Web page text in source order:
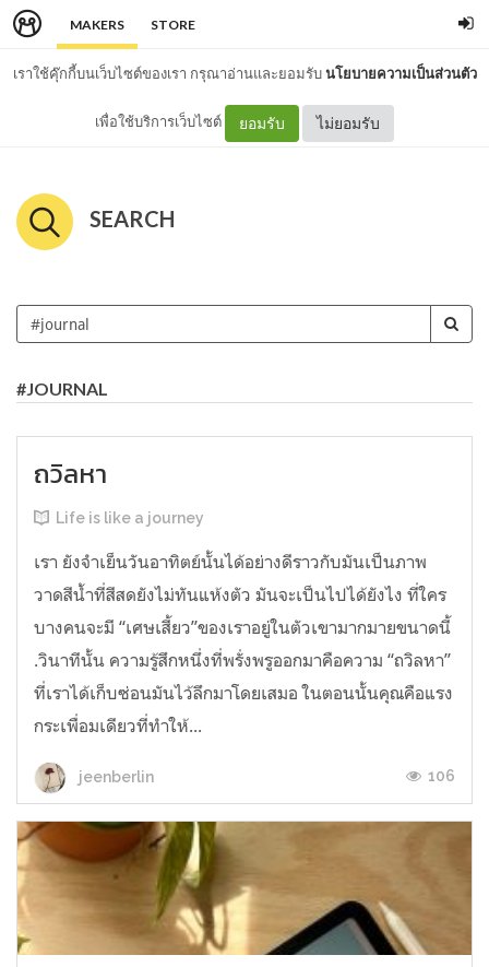
MAKERS STORE
เราใช้คุ๊กกี้บนเว็บไซต์ของเรา กรุณาอ่านและยอมรับนโยบายความเป็นส่วนตัว
เพื่อใช้บริการเว็บไซต์ ยอมรับ ไม่ยอมรับ
SEARCH
#JOURNAL
ถวิลหา
Life is like a journey
เรา ยังจำเย็นวันอาทิตย์นั้นได้อย่างดีราวกับมันเป็นภาพ
วาดสีน้ำที่สีสดยังไม่ทันแห้งตัว มันจะเป็นไปได้ยังไง ที่ใคร
บางคนจะมี “เศษเสี้ยว”ของเราอยู่ในตัวเขามากมายขนาดนี้
.วินาทีนั้น ความรู้สึกหนึ่งที่พรั่งพรูออกมาคือความ “ถวิลหา”
ที่เราได้เก็บซ่อนมันไว้ลึกมาโดยเสมอ ในตอนนั้นคุณคือแรง
กระเพื่อมเดียวที่ทำให้...
jeenberlin 106